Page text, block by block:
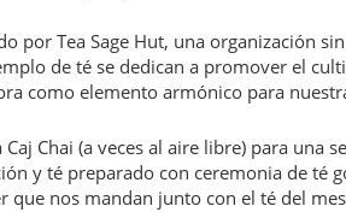
por Tea Sage Hut, una organización
de té se dedican a promover el
como elemento armónico para
Chai (a veces al aire libre) para una
y té preparado con ceremonia de té
nos mandan junto con el té del